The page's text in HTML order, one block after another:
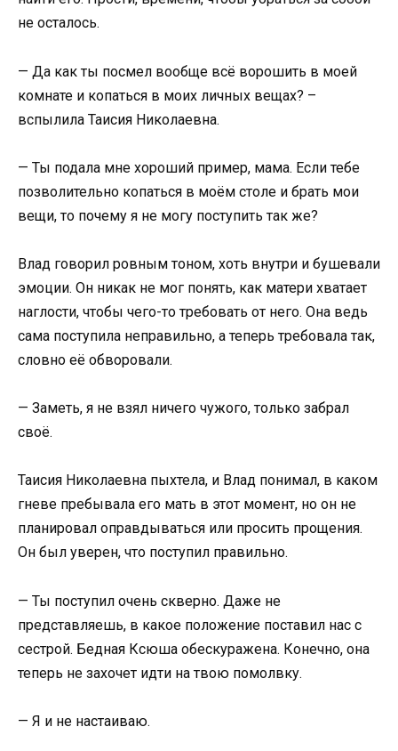
не осталось.
— Да как ты посмел вообще всё ворошить в моей
комнате и копаться в моих личных вещах? –
вспылила Таисия Николаевна.
— Ты подала мне хороший пример, мама. Если тебе
позволительно копаться в моём столе и брать мои
вещи, то почему я не могу поступить так же?
Влад говорил ровным тоном, хоть внутри и бушевали
эмоции. Он никак не мог понять, как матери хватает
наглости, чтобы чего-то требовать от него. Она ведь
сама поступила неправильно, а теперь требовала так,
словно её обворовали.
— Заметь, я не взял ничего чужого, только забрал
своё.
Таисия Николаевна пыхтела, и Влад понимал, в каком
гневе пребывала его мать в этот момент, но он не
планировал оправдываться или просить прощения.
Он был уверен, что поступил правильно.
— Ты поступил очень скверно. Даже не
представляешь, в какое положение поставил нас с
сестрой. Бедная Ксюша обескуражена. Конечно, она
теперь не захочет идти на твою помолвку.
— Я и не настаиваю.